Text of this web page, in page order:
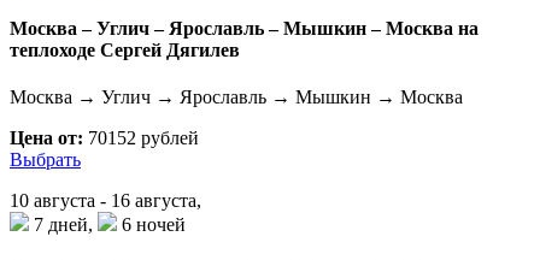
Москва – Углич – Ярославль – Мышкин – Москва на
теплоходе Сергей Дягилев
Москва → Углич → Ярославль → Мышкин → Москва
Цена от: 70152 рублей
Выбрать
10 августа - 16 августа,
7 дней,
6 ночей